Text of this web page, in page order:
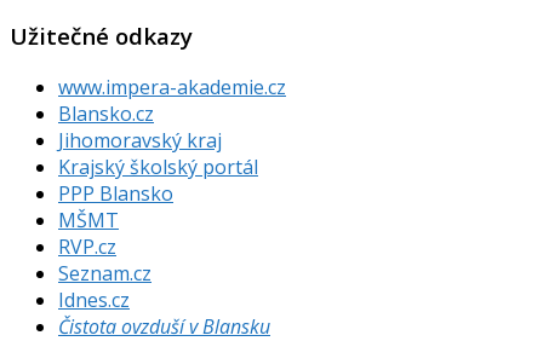
Užitečné odkazy
www.impera-akademie.cz
Blansko.cz
Jihomoravský kraj
Krajský školský portál
PPP Blansko
MŠMT
RVP.cz
Seznam.cz
Idnes.cz
Čistota ovzduší v Blansku